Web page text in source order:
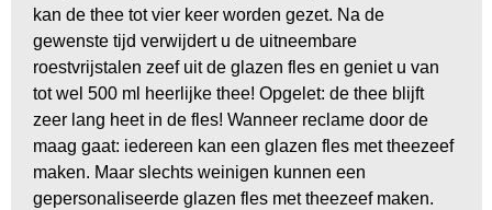
kan de thee tot vier keer worden gezet. Na de
gewenste tijd verwijdert u de uitneembare
roestvrijstalen zeef uit de glazen fles en geniet u van
tot wel 500 ml heerlijke thee! Opgelet: de thee blijft
zeer lang heet in de fles! Wanneer reclame door de
maag gaat: iedereen kan een glazen fles met theezeef
maken. Maar slechts weinigen kunnen een
gepersonaliseerde glazen fles met theezeef maken.